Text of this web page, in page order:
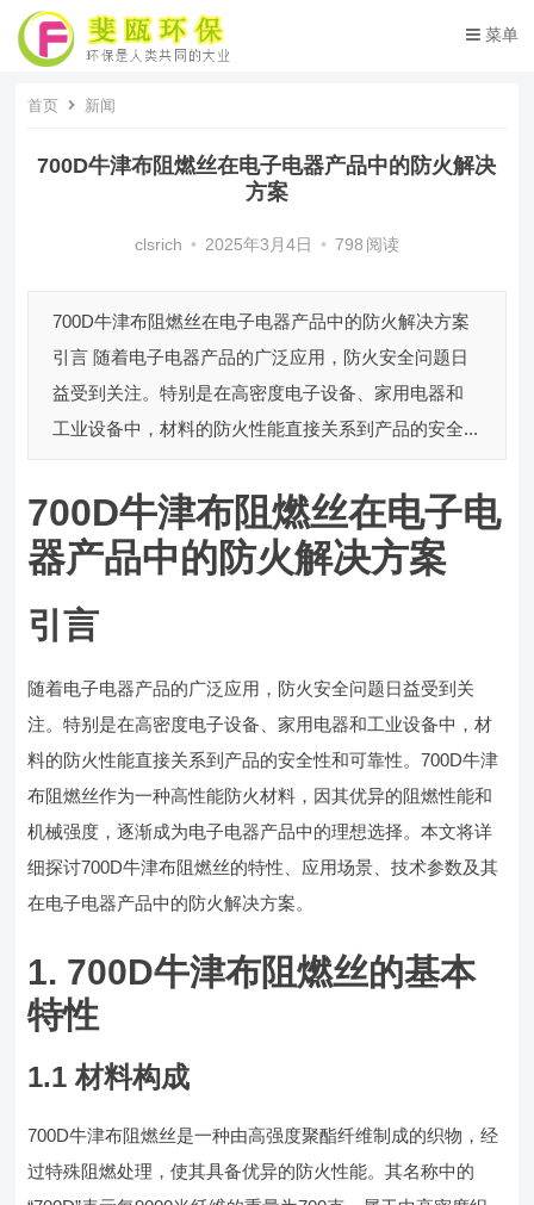
菜单
首页 新闻
700D牛津布阻燃丝在电子电器产品中的防火解决
方案
clsrich • 2025年3月4日 • 798 阅读
700D牛津布阻燃丝在电子电器产品中的防火解决方案
引言 随着电子电器产品的广泛应用，防火安全问题日
益受到关注。特别是在高密度电子设备、家用电器和
工业设备中，材料的防火性能直接关系到产品的安全...
700D牛津布阻燃丝在电子电
器产品中的防火解决方案
引言
随着电子电器产品的广泛应用，防火安全问题日益受到关
注。特别是在高密度电子设备、家用电器和工业设备中，材
料的防火性能直接关系到产品的安全性和可靠性。700D牛津
布阻燃丝作为一种高性能防火材料，因其优异的阻燃性能和
机械强度，逐渐成为电子电器产品中的理想选择。本文将详
细探讨700D牛津布阻燃丝的特性、应用场景、技术参数及其
在电子电器产品中的防火解决方案。
1. 700D牛津布阻燃丝的基本
特性
1.1 材料构成
700D牛津布阻燃丝是一种由高强度聚酯纤维制成的织物，经
过特殊阻燃处理，使其具备优异的防火性能。其名称中的